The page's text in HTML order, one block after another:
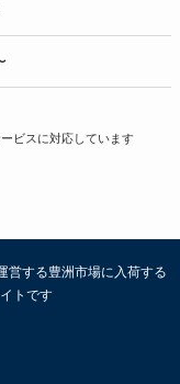
ビスに対応しています
営する豊洲市場に入荷する
トです